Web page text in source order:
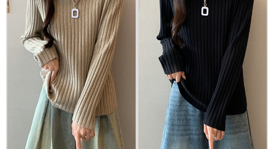
３．未成年的使用者請事先徵得法定代理人或監護人之同意方可使用
「AFTEE先享後付」，若未經同意申辦者引起之損失，本公司不負相關責
任。
４．使用「AFTEE先享後付」時，將依據個別帳號之用戶狀況，依本公司即
時審查核予不同之上限額度；若仍有額度不足之情形，本公司將視審查結果
請求用戶進行身份認證。
５．嚴禁一人註冊多個帳號或使用他人資訊註冊。若發現惡意使用之情形，
恩沛科技股份有限公司將有權停止該用戶之使用額度並採取法律行動。
宅配
每筆NT$70，滿NT$699(含以上)免運費
離島-郵局寄送
每筆NT$90，滿NT$699(含以上)免運費
國家/地區配送 查看運費